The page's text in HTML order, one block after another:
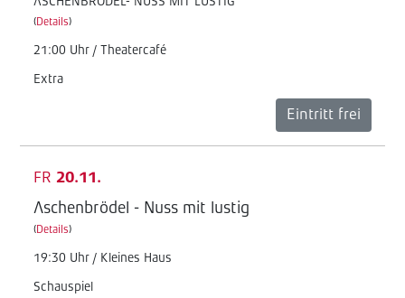
(Details)
21:00 Uhr / Theatercafé
Extra
Eintritt frei
FR 20.11.
Aschenbrödel - Nuss mit lustig
(Details)
19:30 Uhr / Kleines Haus
Schauspiel